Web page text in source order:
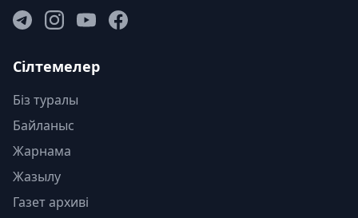
Сілтемелер
Біз туралы
Байланыс
Жарнама
Жазылу
Газет архиві